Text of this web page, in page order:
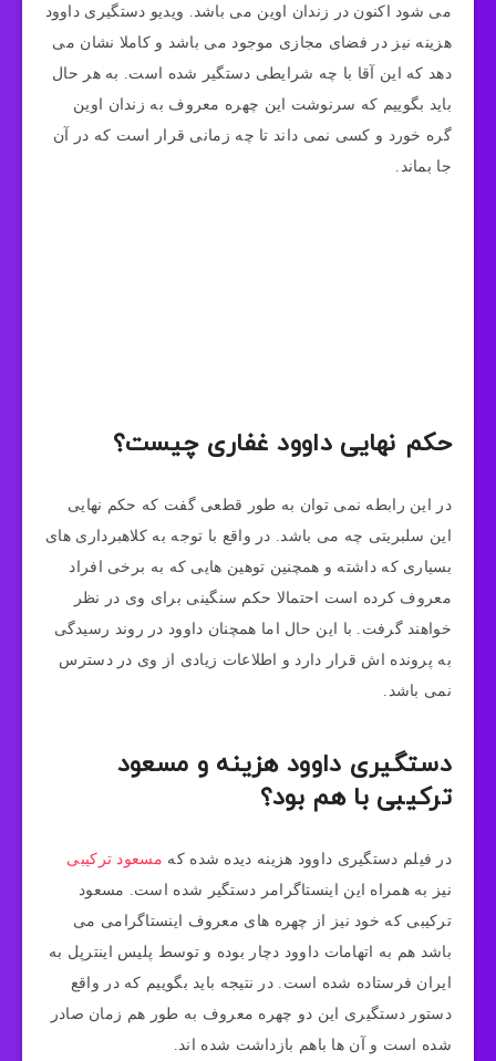
می شود اکنون در زندان اوین می باشد. ویدیو دستگیری داوود
هزینه نیز در فضای مجازی موجود می باشد و کاملا نشان می
دهد که این آقا با چه شرایطی دستگیر شده است. به هر حال
باید بگوییم که سرنوشت این چهره معروف به زندان اوین
گره خورد و کسی نمی داند تا چه زمانی قرار است که در آن
جا بماند.
حکم نهایی داوود غفاری چیست؟
در این رابطه نمی توان به طور قطعی گفت که حکم نهایی
این سلبریتی چه می باشد. در واقع با توجه به کلاهبرداری های
بسیاری که داشته و همچنین توهین هایی که به برخی افراد
معروف کرده است احتمالا حکم سنگینی برای وی در نظر
خواهند گرفت. با این حال اما همچنان داوود در روند رسیدگی
به پرونده اش قرار دارد و اطلاعات زیادی از وی در دسترس
نمی باشد.
دستگیری داوود هزینه و مسعود
ترکیبی با هم بود؟
در فیلم دستگیری داوود هزینه دیده شده که مسعود ترکیبی
نیز به همراه این اینستاگرامر دستگیر شده است. مسعود
ترکیبی که خود نیز از چهره های معروف اینستاگرامی می
باشد هم به اتهامات داوود دچار بوده و توسط پلیس اینترپل به
ایران فرستاده شده است. در نتیجه باید بگوییم که در واقع
دستور دستگیری این دو چهره معروف به طور هم زمان صادر
شده است و آن ها باهم بازداشت شده اند.